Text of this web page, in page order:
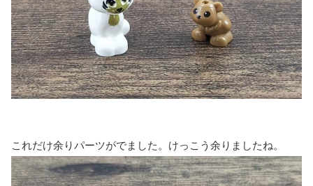
これだけ余りパーツがでました。けっこう余りましたね。